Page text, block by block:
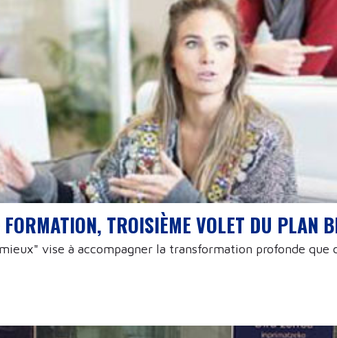
TROISIÈME VOLET DU PLAN
vise à accompagner la transformation profonde